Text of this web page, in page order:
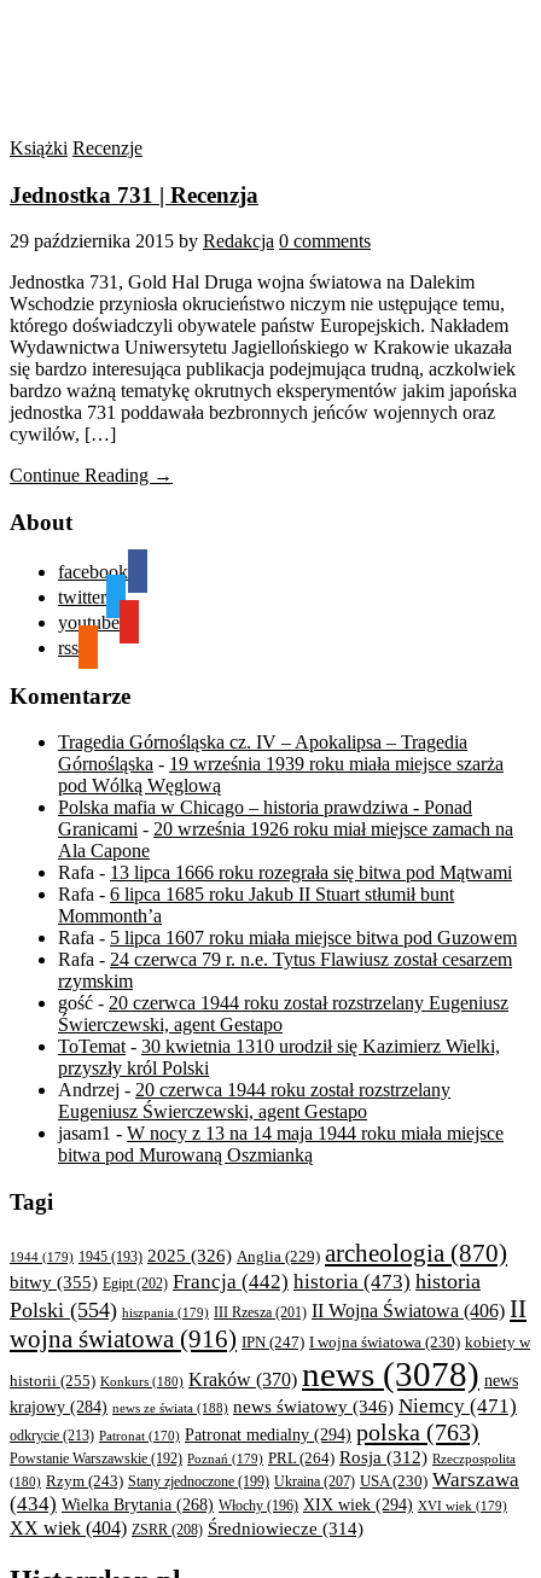
Książki Recenzje
Jednostka 731 | Recenzja
29 października 2015 by Redakcja 0 comments
Jednostka 731, Gold Hal Druga wojna światowa na Dalekim
Wschodzie przyniosła okrucieństwo niczym nie ustępujące temu,
którego doświadczyli obywatele państw Europejskich. Nakładem
Wydawnictwa Uniwersytetu Jagiellońskiego w Krakowie ukazała
się bardzo interesująca publikacja podejmująca trudną, aczkolwiek
bardzo ważną tematykę okrutnych eksperymentów jakim japońska
jednostka 731 poddawała bezbronnych jeńców wojennych oraz
cywilów, […]
Continue Reading →
About
facebook
twitter
youtube
rss
Komentarze
Tragedia Górnośląska cz. IV – Apokalipsa – Tragedia
Górnośląska - 19 września 1939 roku miała miejsce szarża
pod Wólką Węglową
Polska mafia w Chicago – historia prawdziwa - Ponad
Granicami - 20 września 1926 roku miał miejsce zamach na
Ala Capone
Rafa - 13 lipca 1666 roku rozegrała się bitwa pod Mątwami
Rafa - 6 lipca 1685 roku Jakub II Stuart stłumił bunt
Mommonth’a
Rafa - 5 lipca 1607 roku miała miejsce bitwa pod Guzowem
Rafa - 24 czerwca 79 r. n.e. Tytus Flawiusz został cesarzem
rzymskim
gość - 20 czerwca 1944 roku został rozstrzelany Eugeniusz
Świerczewski, agent Gestapo
ToTemat - 30 kwietnia 1310 urodził się Kazimierz Wielki,
przyszły król Polski
Andrzej - 20 czerwca 1944 roku został rozstrzelany
Eugeniusz Świerczewski, agent Gestapo
jasam1 - W nocy z 13 na 14 maja 1944 roku miała miejsce
bitwa pod Murowaną Oszmianką
Tagi
1944 (179) 1945 (193) 2025 (326) Anglia (229) archeologia (870)
bitwy (355) Egipt (202) Francja (442) historia (473) historia
Polski (554) hiszpania (179) III Rzesza (201) II Wojna Światowa (406) II
wojna światowa (916) IPN (247) I wojna światowa (230) kobiety w
historii (255) Konkurs (180) Kraków (370) news (3078) news
krajowy (284) news ze świata (188) news światowy (346) Niemcy (471)
odkrycie (213) Patronat (170) Patronat medialny (294) polska (763)
Powstanie Warszawskie (192) Poznań (179) PRL(264) Rosja (312) Rzeczpospolita
(180) Rzym (243) Stany zjednoczone (199) Ukraina (207) USA (230) Warszawa
(434) Wielka Brytania (268) Włochy (196) XIX wiek (294) XVI wiek (179)
XX wiek (404) ZSRR (208) Średniowiecze (314)